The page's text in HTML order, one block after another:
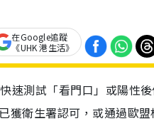
在Google追蹤
《UHK 港生活》
速測試「看門口」或陽性
獲衛生署認可，或通過歐盟